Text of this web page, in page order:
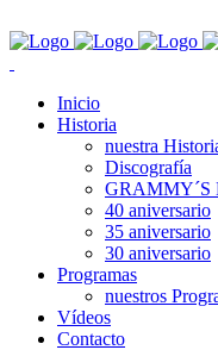
Inicio
Historia
nuestra
Discografía
GRAMMY´S
40 aniversario
35 aniversario
30 aniversario
Programas
nuestros
Vídeos
Contacto